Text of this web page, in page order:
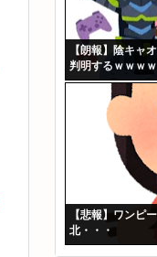
【朗報】陰キャ
判明するｗｗｗ
【悲報】ワンピ
北・・・